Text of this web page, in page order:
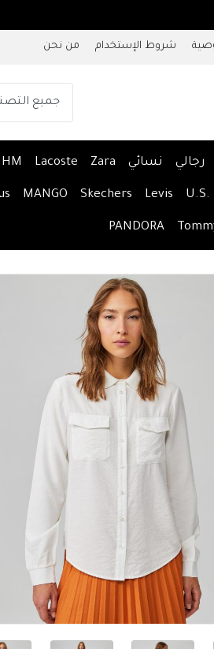
شروط الإستخدام من نحن
رجالي نسائي Zara
Lacoste
HM
U.S.
Levis
Skechers
MANGO
PANDORA